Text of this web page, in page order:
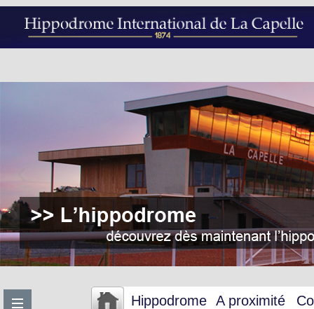
Hippodrome A proximité